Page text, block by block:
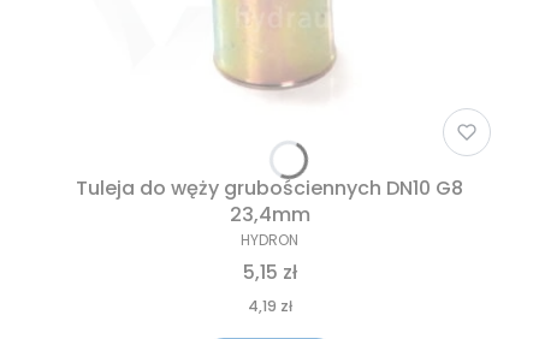
Tuleja do węży grubościennych DN10 G8
23,4mm
HYDRON
5,15 zł
4,19 zł